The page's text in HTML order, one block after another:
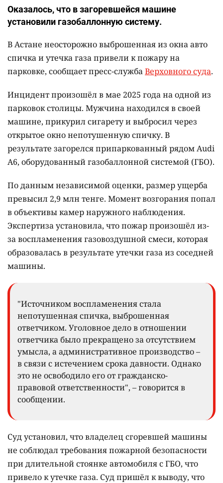
Оказалось, что в загоревшейся машине
установили газобаллонную систему.
В Астане неосторожно выброшенная из окна авто
спичка и утечка газа привели к пожару на
парковке, сообщает пресс-службаВерховного суда.
Инцидент произошёл в мае 2025 года на одной из
парковок столицы. Мужчина находился в своей
машине, прикурил сигарету и выбросил через
открытое окно непотушенную спичку. В
результате загорелся припаркованный рядом Audi
A6, оборудованный газобаллонной системой (ГБО).
По данным независимой оценки, размер ущерба
превысил 2,9 млн тенге. Момент возгорания попал
в объективы камер наружного наблюдения.
Экспертиза установила, что пожар произошёл из-
за воспламенения газовоздушной смеси, которая
образовалась в результате утечки газа из соседней
машины.
"Источником воспламенения стала
непотушенная спичка, выброшенная
ответчиком. Уголовное дело в отношении
ответчика было прекращено за отсутствием
умысла, а административное производство –
в связи с истечением срока давности. Однако
это не освободило его от гражданско-
правовой ответственности", – говорится в
сообщении.
Суд установил, что владелец сгоревшей машины
не соблюдал требования пожарной безопасности
при длительной стоянке автомобиля с ГБО, что
привело к утечке газа. Суд пришёл к выводу, что